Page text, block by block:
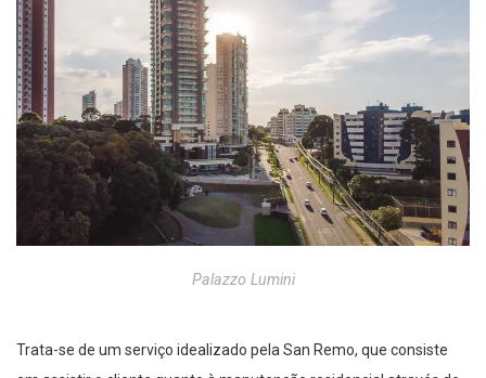
Palazzo Lumini
Trata-se de um serviço idealizado pela San Remo, que consiste